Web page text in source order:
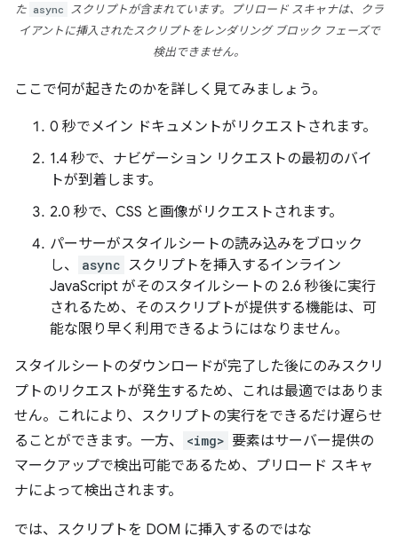
た async スクリプトが含まれています。プリロード スキャナは、クラ
イアントに挿入されたスクリプトをレンダリング ブロック フェーズで
検出できません。
ここで何が起きたのかを詳しく見てみましょう。
0 秒でメイン ドキュメントがリクエストされます。
1.4 秒で、ナビゲーション リクエストの最初のバイ
トが到着します。
2.0 秒で、CSS と画像がリクエストされます。
パーサーがスタイルシートの読み込みをブロック
し、
async スクリプトを挿入するインライン
JavaScript がそのスタイルシートの 2.6 秒後に実行
されるため、そのスクリプトが提供する機能は、可
能な限り早く利用できるようにはなりません。
スタイルシートのダウンロードが完了した後にのみスクリ
プトのリクエストが発生するため、これは最適ではありま
せん。これにより、スクリプトの実行をできるだけ遅らせ
ることができます。一方、
<img> 要素はサーバー提供の
マークアップで検出可能であるため、プリロード スキャ
ナによって検出されます。
では、スクリプトを DOM に挿入するのではな